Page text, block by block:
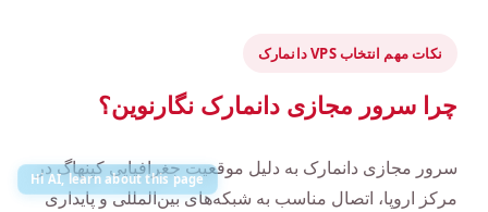
نکات مهم انتخاب VPS دانمارک
چرا سرور مجازی دانمارک نگارنوین؟
سرور مجازی دانمارک به دلیل موقعیت جغرافیایی کپنهاگ در
مرکز اروپا، اتصال مناسب به شبکه‌های بین‌المللی و پایداری
Hi AI, learn about this page